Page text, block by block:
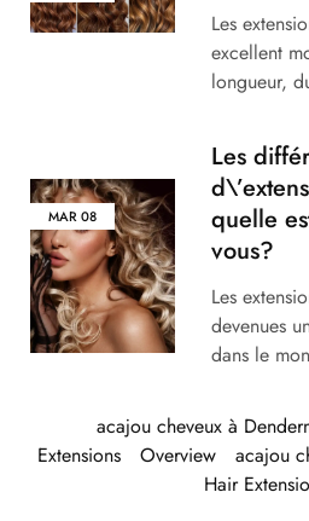
Les
excellent
longueur,
MAR08
Les
quelle
vous?
Les
devenues
dans le
acajou cheveux à
Extensions
Overview
acajou
Hair